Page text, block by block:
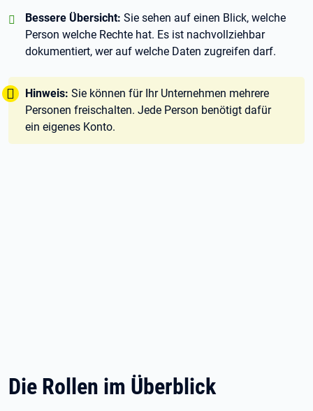
positiv:
Bessere Übersicht: Sie sehen auf einen Blick, welche
Person welche Rechte hat. Es ist nachvollziehbar
dokumentiert, wer auf welche Daten zugreifen darf.
Tipp:
Hinweis: Sie können für Ihr Unternehmen mehrere
Personen freischalten. Jede Person benötigt dafür
ein eigenes Konto.
Die Rollen im Überblick